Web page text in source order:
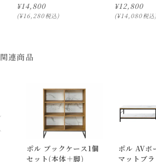
¥14,800
¥16,280税込
¥12,800
¥14,080税込
関連商品
ポル ブックケース1個
セット(本体＋脚)
ポル AVボ
マットブラ